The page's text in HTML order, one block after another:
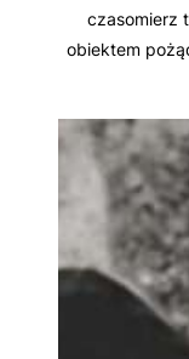
czasomierz
obiektem